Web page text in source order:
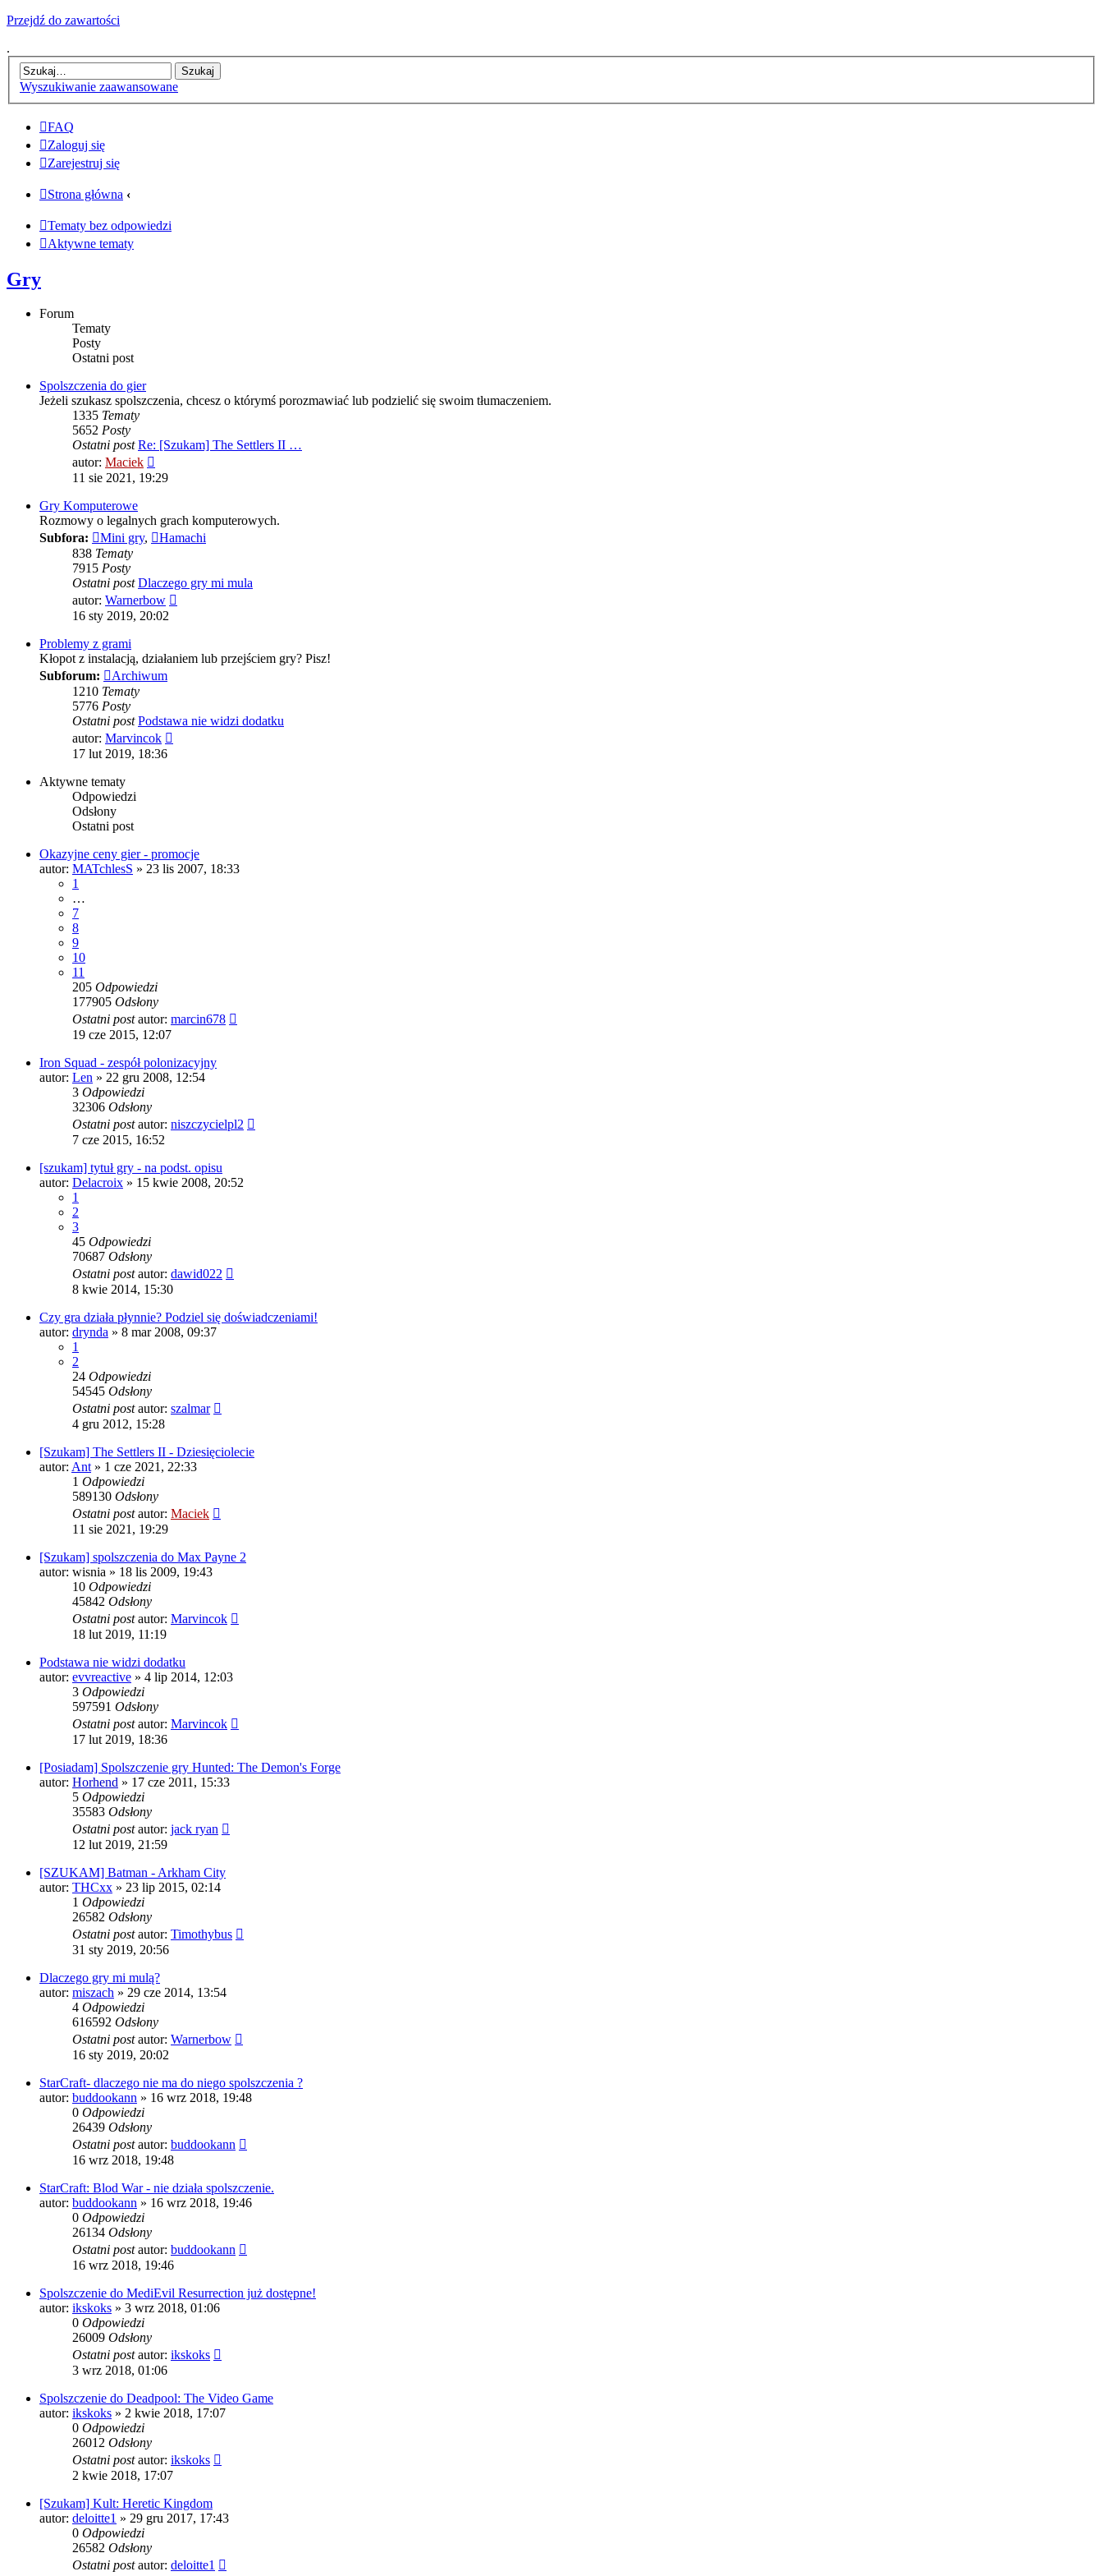
Przejdź do zawartości
.
Wyszukiwanie zaawansowane
FAQ
Zaloguj się
Zarejestruj się
Strona główna ‹
Tematy bez odpowiedzi
Aktywne tematy
Gry
Forum
Tematy
Posty
Ostatni post
Spolszczenia do gier
Jeżeli szukasz spolszczenia, chcesz o którymś porozmawiać lub podzielić się swoim tłumaczeniem.
1335 Tematy
5652 Posty
Ostatni post Re: [Szukam] The Settlers II …
autor: Maciek
najnowszy
11 sie 2021, 19:29
Gry Komputerowe
Rozmowy o legalnych grach komputerowych.
Subfora:
Mini gry,
Hamachi
838 Tematy
7915 Posty
Ostatni post Dlaczego gry mi mula
autor: Warnerbow
16 sty 2019, 20:02
Problemy z grami
Kłopot z instalacją, działaniem lub przejściem gry? Pisz!
Subforum:
Archiwum
1210 Tematy
5776 Posty
Ostatni post Podstawa nie widzi dodatku
autor: Marvincok
17 lut 2019, 18:36
Aktywne tematy
Odpowiedzi
Odsłony
Ostatni post
Okazyjne ceny gier - promocje
autor: MATchlesS » 23 lis 2007, 18:33
1
…
7
8
9
10
11
205 Odpowiedzi
177905 Odsłony
Ostatni postautor: marcin678
19 cze 2015, 12:07
Iron Squad - zespół polonizacyjny
autor: Len » 22 gru 2008, 12:54
3 Odpowiedzi
32306 Odsłony
Ostatni postautor: niszczycielpl2
7 cze 2015, 16:52
[szukam] tytuł gry - na podst. opisu
autor: Delacroix » 15 kwie 2008, 20:52
1
2
3
45 Odpowiedzi
70687 Odsłony
Ostatni postautor: dawid022
8 kwie 2014, 15:30
Czy gra działa płynnie? Podziel się doświadczeniami!
autor: drynda » 8 mar 2008, 09:37
1
2
24 Odpowiedzi
54545 Odsłony
Ostatni postautor: szalmar
4 gru 2012, 15:28
[Szukam] The Settlers II - Dziesięciolecie
autor: Ant» 1 cze 2021, 22:33
1 Odpowiedzi
589130 Odsłony
Ostatni postautor: Maciek
11 sie 2021, 19:29
[Szukam] spolszczenia do Max Payne 2
autor: wisnia » 18 lis 2009, 19:43
10 Odpowiedzi
45842 Odsłony
Ostatni postautor: Marvincok
18 lut 2019, 11:19
Podstawa nie widzi dodatku
autor: evvreactive » 4 lip 2014, 12:03
3 Odpowiedzi
597591 Odsłony
Ostatni postautor: Marvincok
17 lut 2019, 18:36
[Posiadam] Spolszczenie gry Hunted: The Demon's Forge
autor: Horhend » 17 cze 2011, 15:33
5 Odpowiedzi
35583 Odsłony
Ostatni postautor: jack ryan
12 lut 2019, 21:59
[SZUKAM] Batman - Arkham City
autor: THCxx » 23 lip 2015, 02:14
1 Odpowiedzi
26582 Odsłony
Ostatni postautor: Timothybus
31 sty 2019, 20:56
Dlaczego gry mi mulą?
autor: miszach » 29 cze 2014, 13:54
4 Odpowiedzi
616592 Odsłony
Ostatni postautor: Warnerbow
16 sty 2019, 20:02
StarCraft- dlaczego nie ma do niego spolszczenia ?
autor: buddookann » 16 wrz 2018, 19:48
0 Odpowiedzi
26439 Odsłony
Ostatni postautor: buddookann
16 wrz 2018, 19:48
StarCraft: Blod War - nie działa spolszczenie.
autor: buddookann » 16 wrz 2018, 19:46
0 Odpowiedzi
26134 Odsłony
Ostatni postautor: buddookann
16 wrz 2018, 19:46
Spolszczenie do MediEvil Resurrection już dostępne!
autor: ikskoks » 3 wrz 2018, 01:06
0 Odpowiedzi
26009 Odsłony
Ostatni postautor: ikskoks
3 wrz 2018, 01:06
Spolszczenie do Deadpool: The Video Game
autor: ikskoks » 2 kwie 2018, 17:07
0 Odpowiedzi
26012 Odsłony
Ostatni postautor: ikskoks
2 kwie 2018, 17:07
[Szukam] Kult: Heretic Kingdom
autor: deloitte1 » 29 gru 2017, 17:43
0 Odpowiedzi
26582 Odsłony
Ostatni postautor: deloitte1